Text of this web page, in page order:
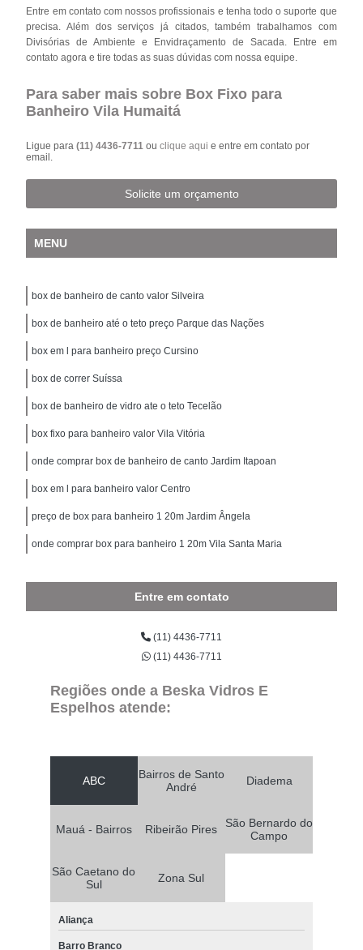
Entre em contato com nossos profissionais e tenha todo o suporte que
precisa. Além dos serviços já citados, também trabalhamos com
Divisórias de Ambiente e Envidraçamento de Sacada. Entre em
contato agora e tire todas as suas dúvidas com nossa equipe.
Para saber mais sobre Box Fixo para
Banheiro Vila Humaitá
Ligue para(11) 4436-7711ouclique aqui e entre em contato por
email.
Solicite um orçamento
MENU
box de banheiro de canto valor Silveira
box de banheiro até o teto preço Parque das Nações
box em l para banheiro preço Cursino
box de correr Suíssa
box de banheiro de vidro ate o teto Tecelão
box fixo para banheiro valor Vila Vitória
onde comprar box de banheiro de canto Jardim Itapoan
box em l para banheiro valor Centro
preço de box para banheiro 1 20m Jardim Ângela
onde comprar box para banheiro 1 20m Vila Santa Maria
Entre em contato
(11) 4436-7711
(11) 4436-7711
Regiões onde a Beska Vidros E
Espelhos atende:
ABC
Bairros de Santo
André
Diadema
Mauá - Bairros Ribeirão Pires
São Bernardo do
Campo
São Caetano do
Sul
Zona Sul
Aliança
Barro Branco